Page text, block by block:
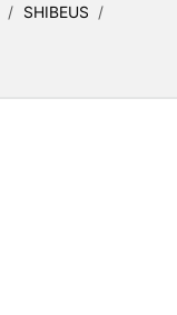
/ SHIBEUS /